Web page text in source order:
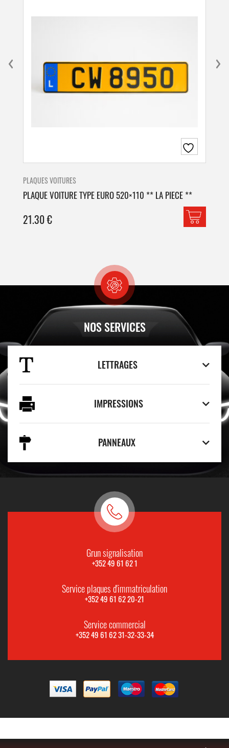
PLAQUES VOITURES
PLAQUE VOITURE TYPE EURO 520×110 ** LA PIECE **
21.30€
NOS SERVICES
LETTRAGES
IMPRESSIONS
PANNEAUX
Grun signalisation
+352 49 61 62 1
Service plaques d'immatriculation
+352 49 61 62 20-21
Service commercial
+352 49 61 62 31-32-33-34